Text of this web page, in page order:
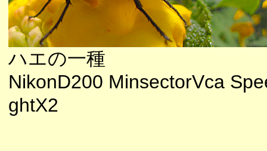
ハエの一種
NikonD200 MinsectorVca
ghtX2